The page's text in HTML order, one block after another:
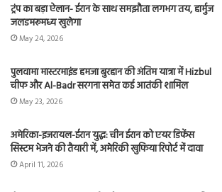
ट्रंप का बड़ा ऐलान- ईरान के साथ समझौता लगभग तय, हार्मुज
जलडमरूमध्य खुलेगा
May 24, 2026
पुलवामा मास्टरमाइंड हमजा बुरहान की अंतिम यात्रा में Hizbul
चीफ और Al-Badr सरगना समेत कई आतंकी शामिल
May 23, 2026
अमेरिका-इजरायल-ईरान युद्ध: चीन ईरान को एयर डिफेंस
सिस्टम भेजने की तैयारी में, अमेरिकी खुफिया रिपोर्ट में दावा
April 11, 2026